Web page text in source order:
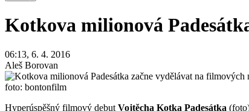
Kotkova milionová
06:13, 6. 4. 2016
Aleš Borovan
foto: bontonfilm
Hyperúspěšný filmový debutVojtěcha Kotka Padesátka